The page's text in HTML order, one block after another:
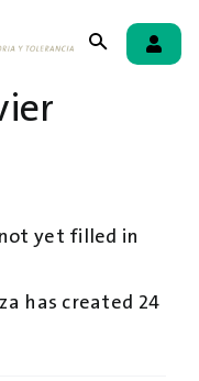
yet filled in
has created 24